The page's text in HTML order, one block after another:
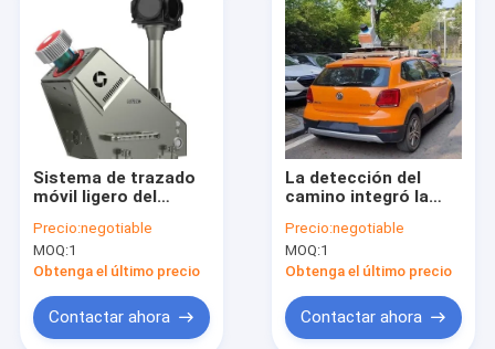
Sistema de trazado
móvil ligero del
HiScan-R ajustable
Precio:negotiable
MOQ:1
Obtenga el último precio
Contactar ahora
La detección del
camino integró la
del sistema el
150/300/600m del
LiDAR
Precio:negotiable
MOQ:1
Obtenga el último precio
Contactar ahora